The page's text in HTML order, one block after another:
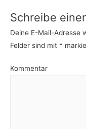
Schreibe
Deine E-Mail-Adresse
Felder sind mit *
Kommentar